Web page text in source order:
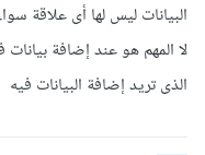
البيانات ليس لها أى علاقة
لا المهم هو عند إضافة
الذى تريد إضافة البيانات فيه